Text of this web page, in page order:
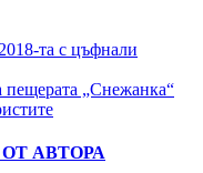
та с цъфнали
„Снежанка“
АВТОРА